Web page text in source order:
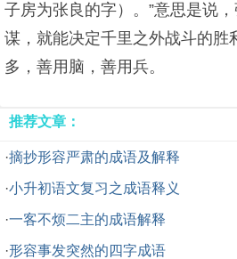
子房为张良的字）。”意思是说
谋，就能决定千里之外战斗的胜
多，善用脑，善用兵。
推荐文章：
·摘抄形容严肃的成语及解释
·小升初语文复习之成语释义
·一客不烦二主的成语解释
·形容事发突然的四字成语